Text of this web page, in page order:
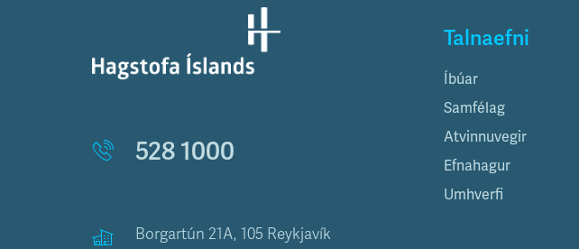
528 1000
Borgartún 21A, 105 Reykjavík
Talnaefni
Íbúar
Samfélag
Atvinnuvegir
Efnahagur
Umhverfi